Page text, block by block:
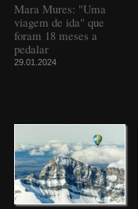
Mara Mures: "Uma
viagem de ida" que
foram 18 meses a
pedalar
29.01.2024